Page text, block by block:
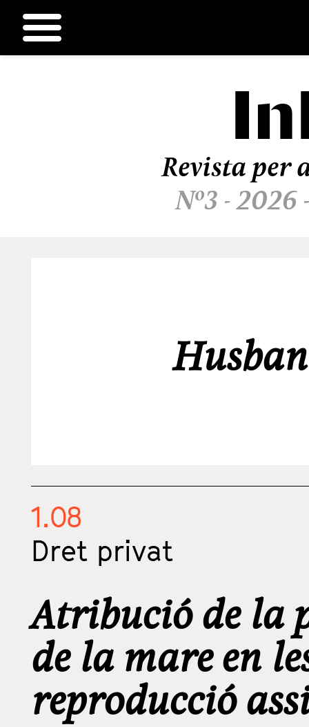
Revista per
Nº3 - 2026
1.08
Dret privat
Atribució de
de la mare en
reproducció